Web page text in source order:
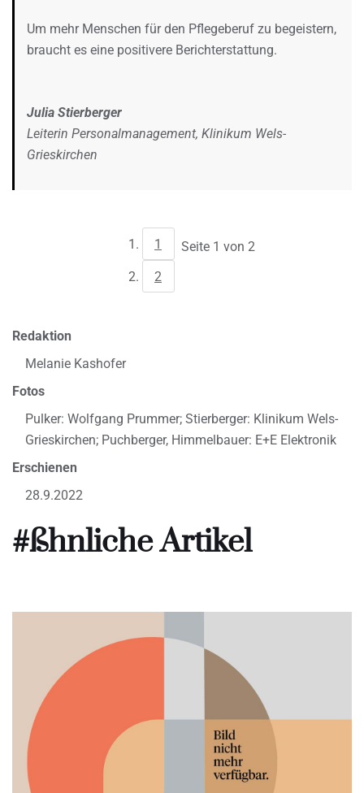
Um mehr Menschen für den Pflegeberuf zu begeistern,
braucht es eine positivere Berichterstattung.
Julia Stierberger
Leiterin Personalmanagement, Klinikum Wels-
Grieskirchen
1
2
Seite 1 von 2
Redaktion
Melanie Kashofer
Fotos
Pulker: Wolfgang Prummer; Stierberger: Klinikum Wels-
Grieskirchen; Puchberger, Himmelbauer: E+E Elektronik
Erschienen
28.9.2022
#ßhnliche Artikel